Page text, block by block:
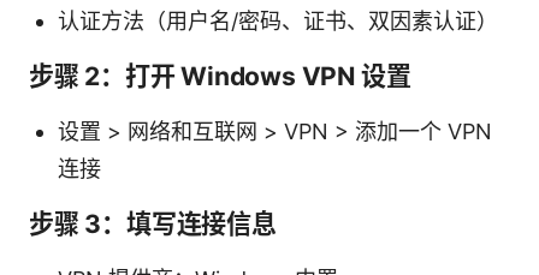
认证方法（用户名/密码、证书、双因素认证）
步骤 2：打开 Windows VPN 设置
设置 > 网络和互联网 > VPN > 添加一个 VPN
连接
步骤 3：填写连接信息